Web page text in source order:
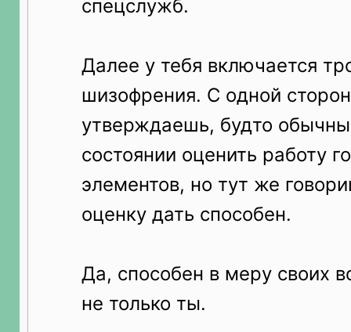
спецслужб.
Далее у тебя включается
шизофрения. С одной
утверждаешь, будто
состоянии оценить работу
элементов, но тут же
оценку дать способен.
Да, способен в меру своих
не только ты.